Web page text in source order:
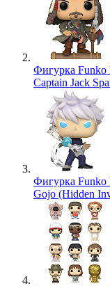
Фигурка Funko
Captain Jack
Фигурка Funko
Gojo (Hidden